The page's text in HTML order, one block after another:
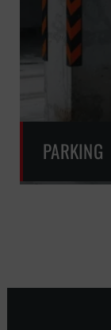
PARKING